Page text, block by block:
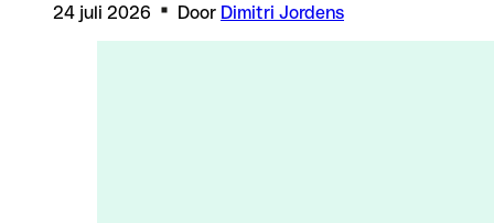
24 juli 2026 Door Dimitri Jordens